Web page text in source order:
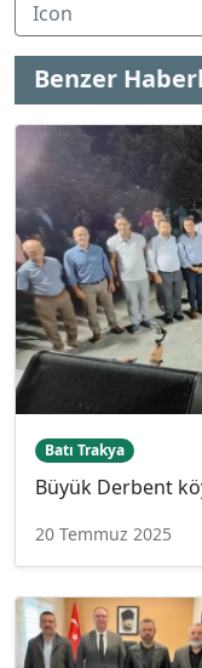
Benzer
Batı Trakya
Büyük Derbent
20 Temmuz 2025